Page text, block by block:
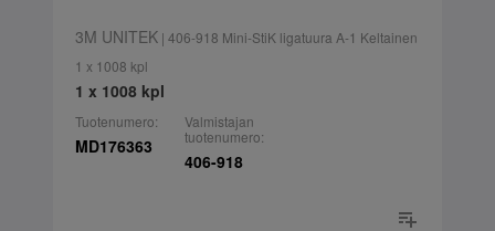
3M UNITEK| 406-918 Mini-StiK ligatuura A-1 Keltainen
1 x 1008 kpl
1 x 1008 kpl
Tuotenumero:
MD176363
Valmistajan
tuotenumero:
406-918